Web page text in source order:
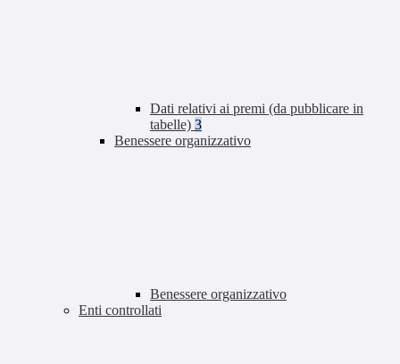
Dati relativi ai premi (da pubblicare in
tabelle) 3
Benessere organizzativo
Benessere organizzativo
Enti controllati